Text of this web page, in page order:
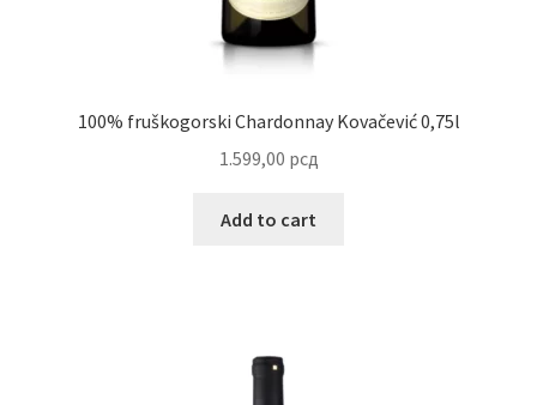
100% fruškogorski Chardonnay Kovačević 0,75l
1.599,00 рсд
Add to cart